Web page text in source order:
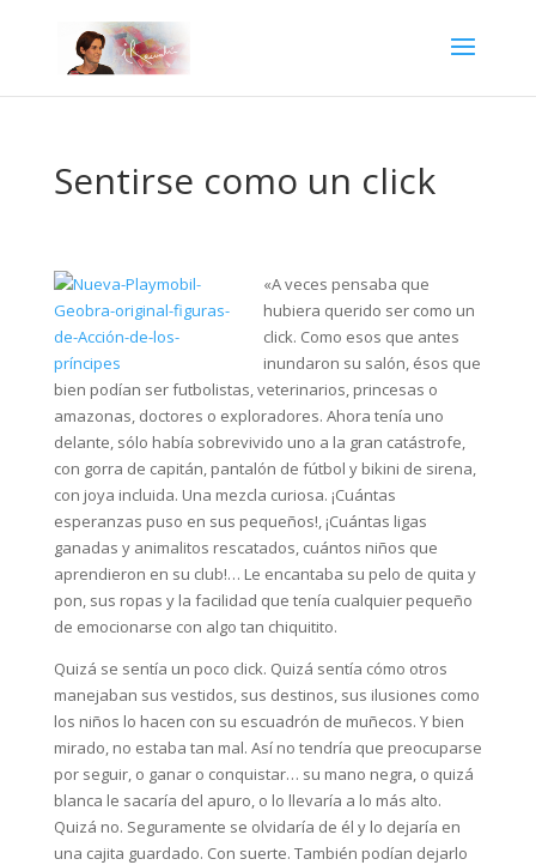
Sentirse como un click
«A veces pensaba que
hubiera querido ser como un
click. Como esos que antes
inundaron su salón, ésos que
bien podían ser futbolistas, veterinarios, princesas o
amazonas, doctores o exploradores. Ahora tenía uno
delante, sólo había sobrevivido uno a la gran catástrofe,
con gorra de capitán, pantalón de fútbol y bikini de sirena,
con joya incluida. Una mezcla curiosa. ¡Cuántas
esperanzas puso en sus pequeños!, ¡Cuántas ligas
ganadas y animalitos rescatados, cuántos niños que
aprendieron en su club!… Le encantaba su pelo de quita y
pon, sus ropas y la facilidad que tenía cualquier pequeño
de emocionarse con algo tan chiquitito.
Quizá se sentía un poco click. Quizá sentía cómo otros
manejaban sus vestidos, sus destinos, sus ilusiones como
los niños lo hacen con su escuadrón de muñecos. Y bien
mirado, no estaba tan mal. Así no tendría que preocuparse
por seguir, o ganar o conquistar… su mano negra, o quizá
blanca le sacaría del apuro, o lo llevaría a lo más alto.
Quizá no. Seguramente se olvidaría de él y lo dejaría en
una cajita guardado. Con suerte. También podían dejarlo